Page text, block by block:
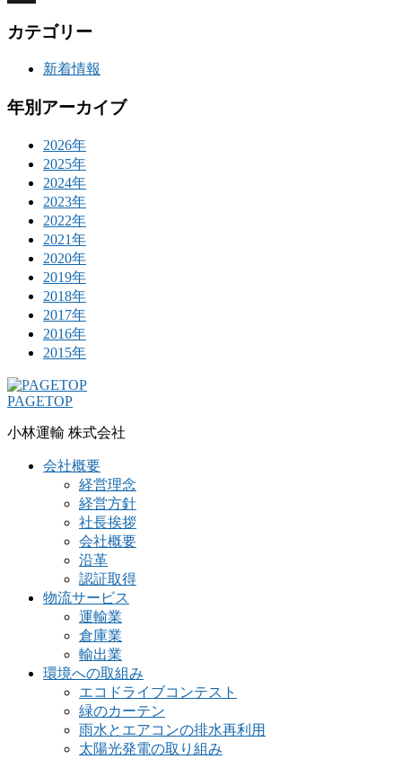
カテゴリー
新着情報
年別アーカイブ
2026年
2025年
2024年
2023年
2022年
2021年
2020年
2019年
2018年
2017年
2016年
2015年
PAGETOP
小林運輸 株式会社
会社概要
経営理念
経営方針
社長挨拶
会社概要
沿革
認証取得
物流サービス
運輸業
倉庫業
輸出業
環境への取組み
エコドライブコンテスト
緑のカーテン
雨水とエアコンの排水再利用
太陽光発電の取り組み